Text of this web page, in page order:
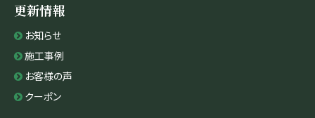
更新情報
お知らせ
施工事例
お客様の声
クーポン